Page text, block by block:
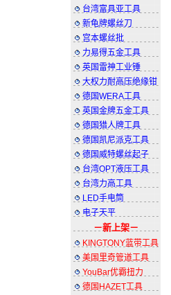
台湾富具亚工具
新龟牌螺丝刀
宫本螺丝批
力易得五金工具
英国雷神工业锤
大权力耐高压绝缘钳
德国WERA工具
英国金牌五金工具
德国猎人牌工具
德国凯尼派克工具
德国威特螺丝起子
台湾OPT液压工具
台湾力高工具
LED手电筒
电子天平
－新上架－
KINGTONY蓝带工具
美国里奇管道工具
YouBar优霸扭力
德国HAZET工具